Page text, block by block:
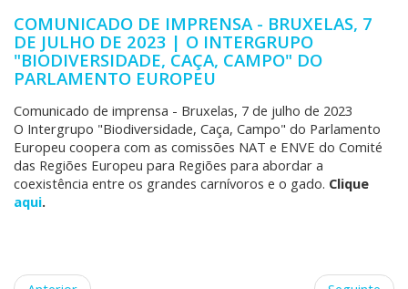
COMUNICADO DE IMPRENSA - BRUXELAS, 7
DE JULHO DE 2023 | O INTERGRUPO
"BIODIVERSIDADE, CAÇA, CAMPO" DO
PARLAMENTO EUROPEU
Comunicado de imprensa - Bruxelas, 7 de julho de 2023
O Intergrupo "Biodiversidade, Caça, Campo" do Parlamento
Europeu coopera com as comissões NAT e ENVE do Comité
das Regiões Europeu para Regiões para abordar a
coexistência entre os grandes carnívoros e o gado. Clique
aqui.